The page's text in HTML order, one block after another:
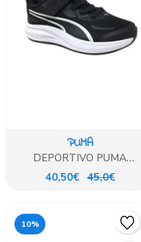
PUMA
DEPORTIVO PUMA
RUNNING NEGRO/ BLANCO
40,50€ 45,0€
10%